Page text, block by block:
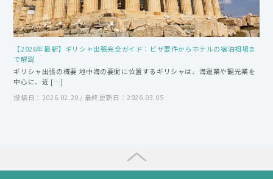
【2026年最新】ギリシャ出張完全ガイド：ビザ要件からホテルの宿泊相場ま
で解説
ギリシャ出張の概要 地中海の要衝に位置するギリシャは、海運業や観光業を
中心に、近 […]
投稿日：2026.02.20 / 最終更新日：2026.03.05